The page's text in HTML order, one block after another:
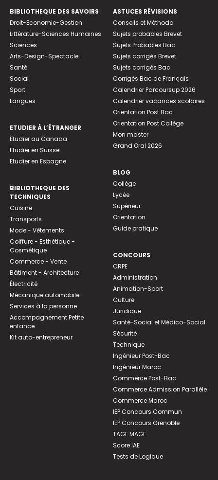
BIBLIOTHEQUE DES SAVOIRS
Droit-Economie-Gestion
Littérature-Sciences Humaines
Sciences
Arts-Design-Spectacle
Santé
Social
Sport
Langues
ETUDIER À L’ÉTRANGER
Etudier au Canada
Etudier en Suisse
Etudier en Espagne
BIBLIOTHEQUE DES
TECHNIQUES
Cuisine
Transports
Mode - Vêtements
Coiffure - Esthétique -
Cosmétique
Commerce - Vente
Bâtiment - Architecture
Électricité
Mécanique automobile
Services à la personne
Accompagnement Petite
enfance
Kit auto-entrepreneur
ASTUCES RÉVISIONS
Conseils et Méthodo
Sujets probables Brevet
Sujets Probables Bac
Sujets corrigés Brevet
Sujets corrigés Bac
Corrigés Bac de Français
Calendrier Parcoursup 2026
Calendrier vacances scolaires
Orientation Post Bac
Orientation Post Collège
Mon master
Grand Oral 2026
BLOG
Collège
Lycée
Supérieur
Orientation
Guide pratique
CONCOURS
CRPE
Administration
Animation-Sport
Culture
Juridique
Santé-Social et Médico-Social
Sécurité
Technique
Ingénieur Post-Bac
Ingénieur Maroc
Commerce Post-Bac
Commerce Admission Parallèle
Commerce Maroc
IEP Concours Commun
IEP Concours Grenoble
TAGE MAGE
Score IAE
Tests de Logique